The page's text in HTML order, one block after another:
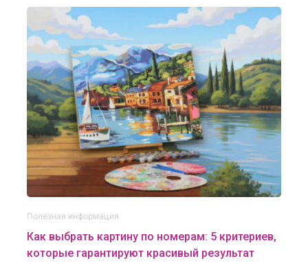
Полезная информация
Как выбрать картину по номерам: 5 критериев,
которые гарантируют красивый результат